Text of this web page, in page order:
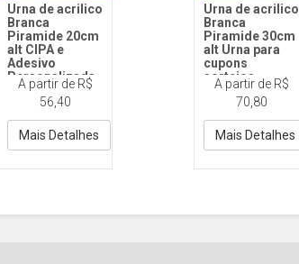
Urna de acrilico
Branca
Piramide 20cm
alt CIPA e
Adesivo
Personalizada
ST112 20cm
Acrilico Branca
A partir de R$
56,40
Mais Detalhes
Urna de acrilico
Branca
Piramide 30cm
alt Urna para
cupons
sorteios
ST112 30cm
Acrilico Branca
2mm
A partir de R$
70,80
Mais Detalhes